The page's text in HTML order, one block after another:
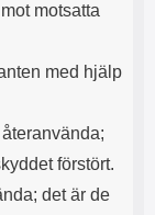
motsatta
med hjälp
förstört.
det är de